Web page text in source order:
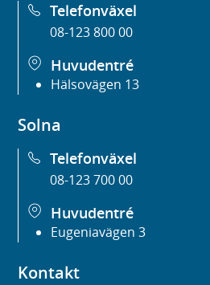
Telefonväxel
08-123 800 00
Huvudentré
Hälsovägen 13
Solna
Telefonväxel
08-123 700 00
Huvudentré
Eugeniavägen 3
Kontakt